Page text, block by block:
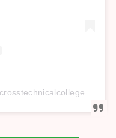
アクロス テクニカルカレッジ(@acrosstechnicalcollege)がシェアした投稿